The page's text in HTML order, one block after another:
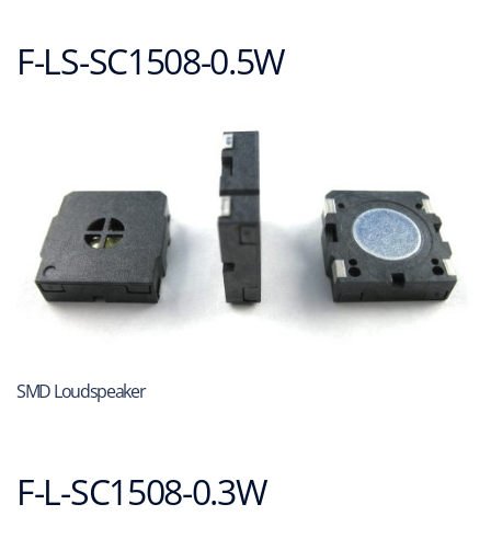
F-LS-SC1508-0.5W
SMD Loudspeaker
F-L-SC1508-0.3W